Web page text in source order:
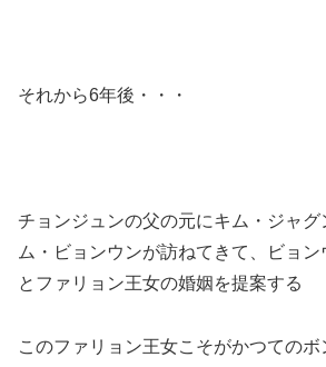
それから6年後・・・
チョンジュンの父の元にキム・ジャグ
ム・ビョンウンが訪ねてきて、ビョ
とファリョン王女の婚姻を提案する
このファリョン王女こそがかつての